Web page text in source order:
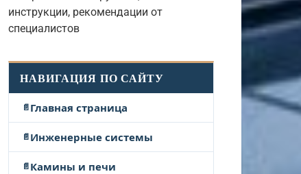
инструкции, рекомендации от
специалистов
НАВИГАЦИЯ ПО САЙТУ
Главная страница
Инженерные системы
Камины и печи